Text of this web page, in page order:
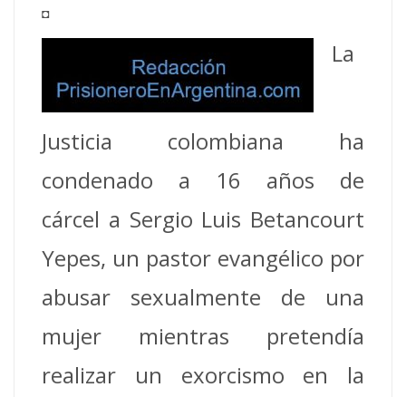
◘
La
Justicia colombiana ha
condenado a 16 años de
cárcel a Sergio Luis Betancourt
Yepes, un pastor evangélico por
abusar sexualmente de una
mujer mientras pretendía
realizar un exorcismo en la